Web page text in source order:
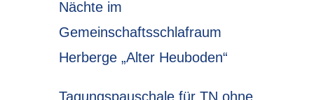
Nächte im
Gemeinschaftsschlafraum
Herberge „Alter Heuboden“
Tagungspauschale für TN ohne